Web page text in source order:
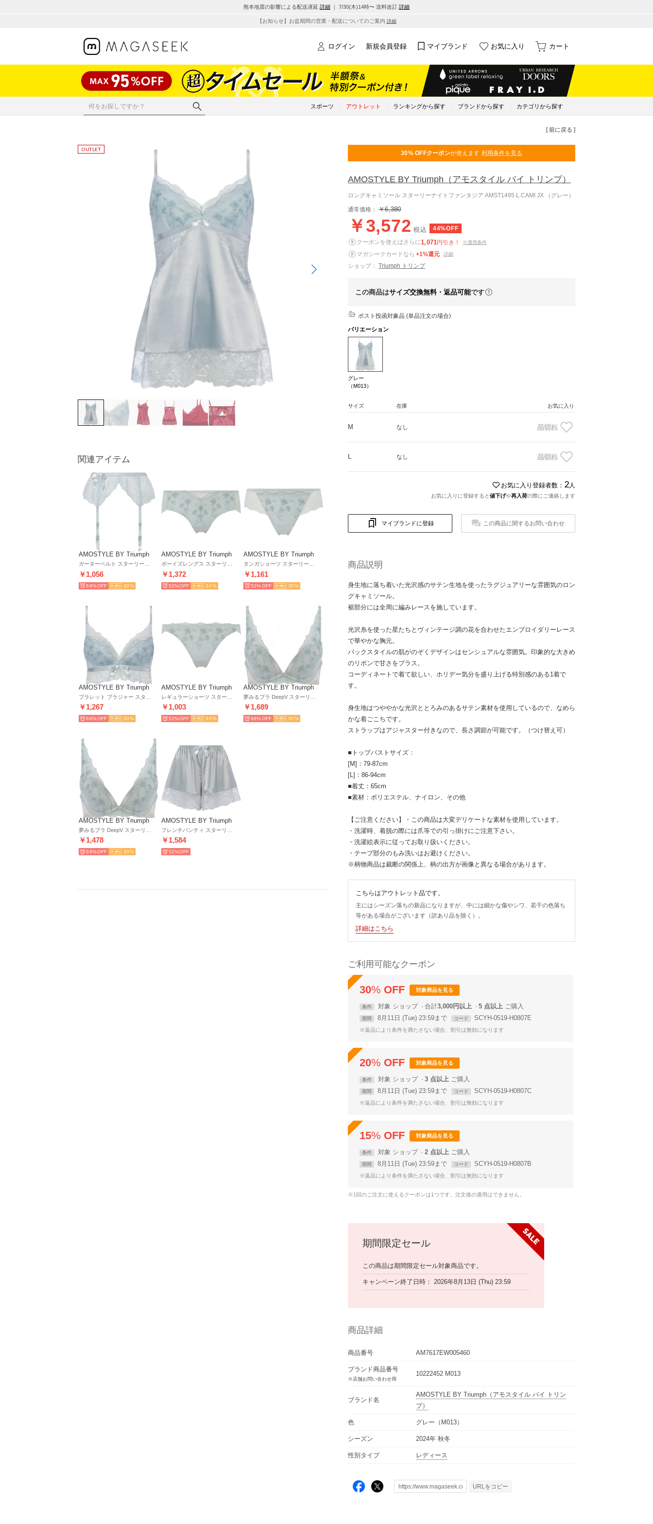
熊本地震の影響による配送遅延 詳細 ｜ 7/30(木)14時〜 送料改訂 詳細
【お知らせ】お盆期間の営業・配送についてのご案内 詳細
ログイン 新規会員登録 マイブランド お気に入り カート
スポーツ アウトレット ランキングから探す ブランドから探す カテゴリから探す
[ 前に戻る ]
関連アイテム
AMOSTYLE BY Triumph
￥1,056
68% 30
AMOSTYLE BY Triumph
￥1,372
52% 30
AMOSTYLE BY Triumph
￥1,161
52% 30
AMOSTYLE BY Triumph
￥1,267
68% 30
AMOSTYLE BY Triumph
￥1,003
52% 30
AMOSTYLE BY Triumph
￥1,689
68% 30
AMOSTYLE BY Triumph
￥1,478
68% 30
AMOSTYLE BY Triumph
￥1,584
52%
30% OFFクーポンが使えます 利用条件を見る
AMOSTYLE BY Triumph （アモスタイル バイ トリンプ）
ロングキャミソール スターリーナイトファンタジア AMST1495 L.CAMI JX （グレー）
通常価格： ￥6,380
￥3,572 税込 44%OFF
クーポンを使えばさらに1,071円引き！ ※適用条件
マガシークカードなら +1%還元 詳細
ショップ： Triumph トリンプ
この商品はサイズ交換無料・返品可能です
ポスト投函対象品 (単品注文の場合)
バリエーション
グレー
（M013）
サイズ 在庫 お気に入り
M なし 品切れ
L なし 品切れ
お気に入り登録者数： 2 人
お気に入りに登録すると値下げや再入荷の際にご連絡します
マイブランドに登録 この商品に関するお問い合わせ
商品説明
身生地に落ち着いた光沢感のサテン生地を使ったラグジュアリーな雰囲気のロン
グキャミソール。
裾部分には全周に編みレースを施しています。
光沢糸を使った星たちとヴィンテージ調の花を合わせたエンブロイダリーレース
で華やかな胸元。
バックスタイルの肌がのぞくデザインはセンシュアルな雰囲気。印象的な大きめ
のリボンで甘さをプラス。
コーディネートで着て欲しい、ホリデー気分を盛り上げる特別感のある1着で
す。
身生地はつややかな光沢ととろみのあるサテン素材を使用しているので、なめら
かな着ごこちです。
ストラップはアジャスター付きなので、長さ調節が可能です。（つけ替え可）
■トップバストサイズ：
[M]：79-87cm
[L]：86-94cm
■着丈：65cm
■素材：ポリエステル、ナイロン、その他
【ご注意ください】・この商品は大変デリケートな素材を使用しています。
・洗濯時、着脱の際には爪等での引っ掛けにご注意下さい。
・洗濯絵表示に従ってお取り扱いください。
・テープ部分のもみ洗いはお避けください。
※柄物商品は裁断の関係上、柄の出方が画像と異なる場合があります。
こちらはアウトレット品です。
主にはシーズン落ちの新品になりますが、中には細かな傷やシワ、若干の色落ち
等がある場合がございます（訳あり品を除く）。
詳細はこちら
ご利用可能なクーポン
30% OFF 対象商品を見る
条件 対象 ショップ 合計3,000円以上 5 点以上
期間 8月11日 (Tue) 23:59まで コード SCYH-0519-H0807E
※返品により条件を満たさない場合、割引は無効になります
20% OFF 対象商品を見る
条件 対象 ショップ 3 点以上
期間 8月11日 (Tue) 23:59まで コード SCYH-0519-H0807C
※返品により条件を満たさない場合、割引は無効になります
15% OFF 対象商品を見る
条件 対象 ショップ 2 点以上
期間 8月11日 (Tue) 23:59まで コード SCYH-0519-H0807B
※返品により条件を満たさない場合、割引は無効になります
※1回のご注文に使えるクーポンは1つです。注文後の適用はできません。
期間限定セール
この商品は期間限定セール対象商品です。
キャンペーン終了日時 2026年8月13日 (Thu) 23:59
商品詳細
商品番号 AM7617EW005460
ブランド商品番号
※店舗お問い合わせ用
10222452 M013
ブランド名
AMOSTYLE BY Triumph （アモスタイル バイ トリン
プ）
色 グレー（M013）
シーズン 2024年 秋冬
性別タイプ レディース
URLをコピー